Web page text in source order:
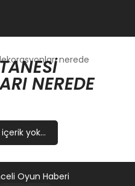
nerede
NEREDE
yok...
Oyun Haberi